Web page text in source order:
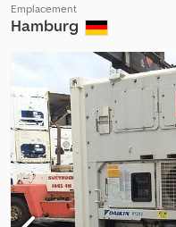
Emplacement
Hamburg